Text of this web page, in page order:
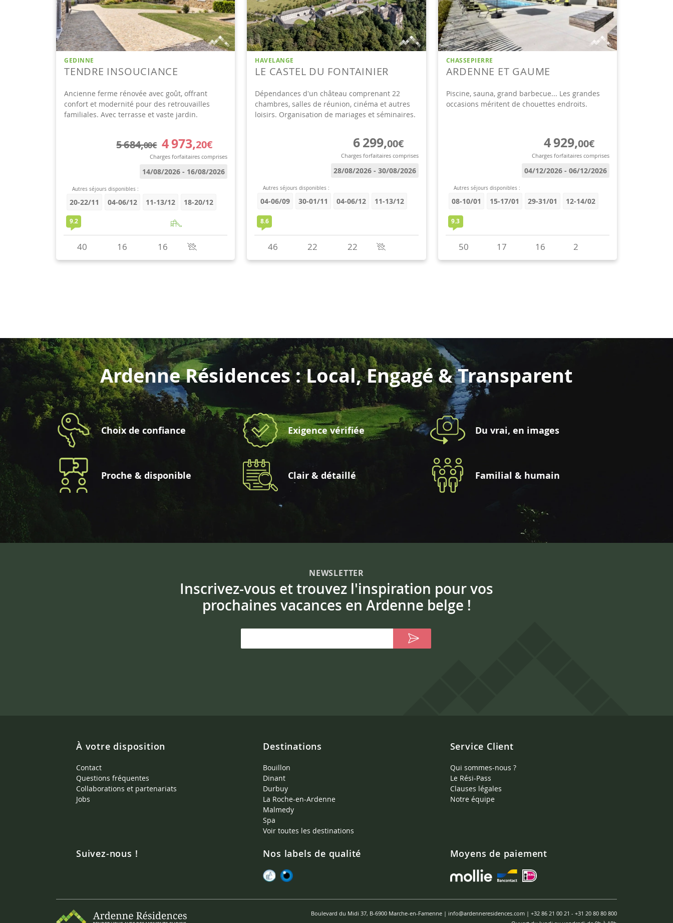
Ardenne Résidences : Local, Engagé & Transparent
Choix de confiance Exigence vérifiée Du vrai, en images
Proche & disponible Clair & détaillé Familial & humain
NEWSLETTER
Inscrivez-vous et trouvez l'inspiration pour vos
prochaines vacances en Ardenne belge !
À votre disposition
Contact
Questions fréquentes
Collaborations et partenariats
Jobs
Destinations
Bouillon
Dinant
Durbuy
La Roche-en-Ardenne
Malmedy
Spa
Voir toutes les destinations
Service Client
Qui sommes-nous ?
Le Rési-Pass
Clauses légales
Notre équipe
Suivez-nous ! Nos labels de qualité Moyens de paiement
Boulevard du Midi 37, B-6900 Marche-en-Famenne | info@ardenneresidences.com| +32 86 21 00 21 - +31 20 80 80 800